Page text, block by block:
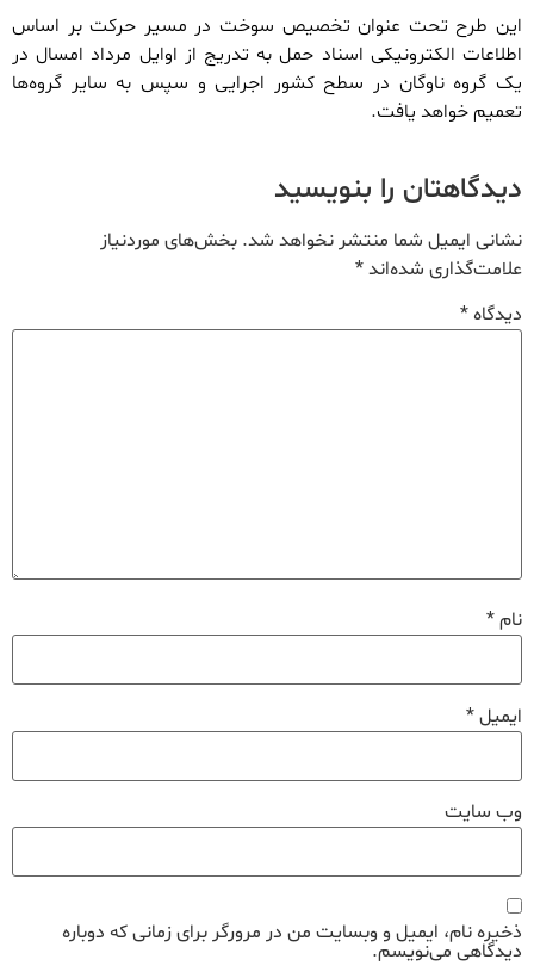
این طرح تحت عنوان تخصیص سوخت در مسیر حرکت بر اساس
اطلاعات الکترونیکی اسناد حمل به تدریج از اوایل مرداد امسال در
یک گروه ناوگان در سطح کشور اجرایی و سپس به سایر گروه‌ها
تعمیم خواهد یافت.
دیدگاهتان را بنویسید
نشانی ایمیل شما منتشر نخواهد شد. بخش‌های موردنیاز
علامت‌گذاری شده‌اند*
دیدگاه*
نام*
ایمیل*
وب‌ سایت
ذخیره نام، ایمیل و وبسایت من در مرورگر برای زمانی که دوباره
دیدگاهی می‌نویسم.